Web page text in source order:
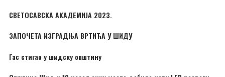
СВЕТОСАВСКА АКАДЕМИЈА 2023.
ЗАПОЧЕТА ИЗГРАДЊА ВРТИЋА У ШИДУ
Гас стигао у шидску општину